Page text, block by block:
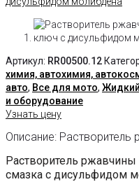
Артикул: RR00500.12
химия, автохимия,
авто, Все для мото,
и оборудование
Узнать цену
Описание: Растворитель
Растворитель
смазка с дисульфидом